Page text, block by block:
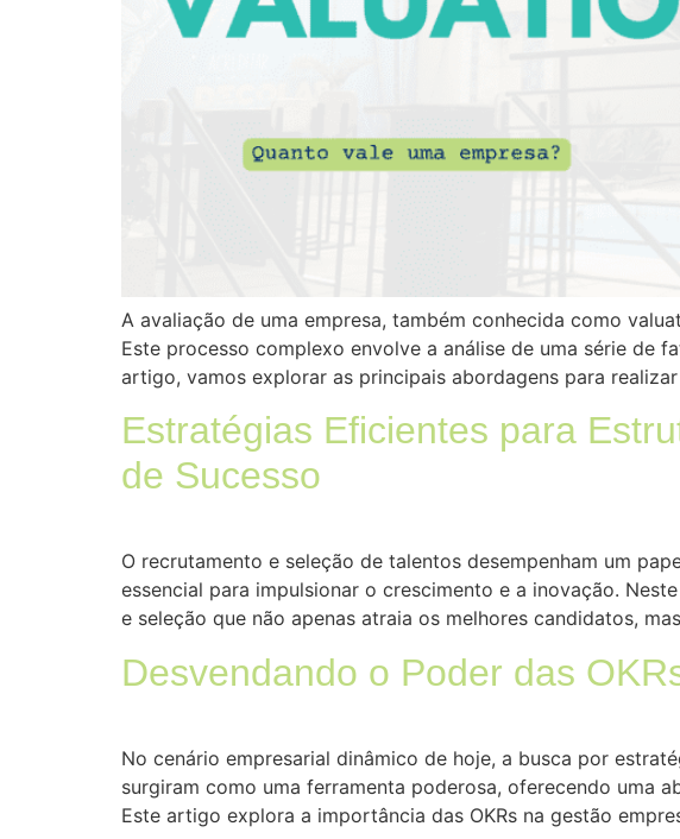
A avaliação de uma empresa, também conhecida como
Este processo complexo envolve a análise de uma série de
artigo, vamos explorar as principais abordagens para
Estratégias Eficientes para
de Sucesso
O recrutamento e seleção de talentos desempenham um
essencial para impulsionar o crescimento e a inovação.
e seleção que não apenas atraia os melhores candidatos,
Desvendando o Poder das
No cenário empresarial dinâmico de hoje, a busca por
surgiram como uma ferramenta poderosa, oferecendo uma
Este artigo explora a importância das OKRs na gestão